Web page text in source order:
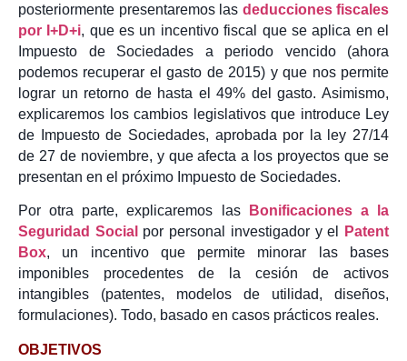
posteriormente presentaremos las deducciones fiscales
por I+D+i, que es un incentivo fiscal que se aplica en el
Impuesto de Sociedades a periodo vencido (ahora
podemos recuperar el gasto de 2015) y que nos permite
lograr un retorno de hasta el 49% del gasto. Asimismo,
explicaremos los cambios legislativos que introduce Ley
de Impuesto de Sociedades, aprobada por la ley 27/14
de 27 de noviembre, y que afecta a los proyectos que se
presentan en el próximo Impuesto de Sociedades.
Por otra parte, explicaremos las
Bonificaciones a la
Seguridad Social por personal investigador y el
Patent
Box, un incentivo que permite minorar las bases
imponibles procedentes de la cesión de activos
intangibles (patentes, modelos de utilidad, diseños,
formulaciones). Todo, basado en casos prácticos reales.
OBJETIVOS